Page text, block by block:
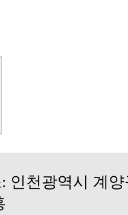
인천광역시 계